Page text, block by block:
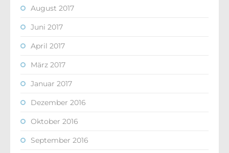
August 2017
Juni 2017
April 2017
März 2017
Januar 2017
Dezember 2016
Oktober 2016
September 2016